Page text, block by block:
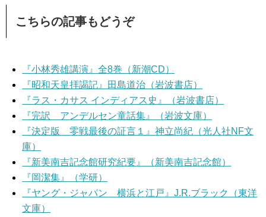
こちらの記事もどうぞ
『小林秀雄講演』全8巻（新潮CD）
『昭和天皇拝謁記』田島道治（岩波書店）
『ラス・カサス インディアス史』（岩波書店）
『完訳 アンデルセン童話集』（岩波文庫）
『決定版 零戦最後の証言１』神立尚紀（光人社NF文
庫）
『新美南吉記念館研究紀要』（新美南吉記念館）
『岡潔集』（学研）
『ヤング・ジャパン 横浜と江戸』J.R.ブラック（東洋
文庫）